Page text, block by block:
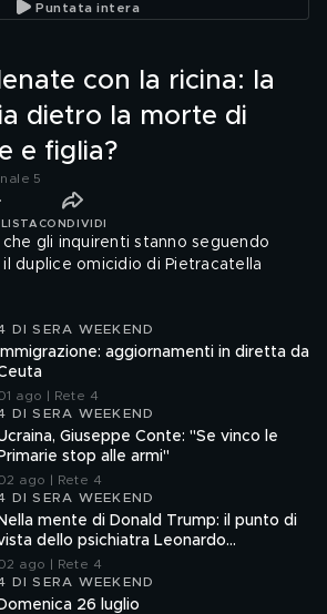
Puntata intera
con la ricina: la
dietro la morte di
e figlia?
5
CONDIVIDI
gli inquirenti stanno seguendo
duplice omicidio di Pietracatella
DI SERA WEEKEND
Immigrazione: aggiornamenti in diretta da
ago | Rete 4
DI SERA WEEKEND
Giuseppe Conte: "Se vinco le
Primarie stop alle armi"
ago | Rete 4
DI SERA WEEKEND
Nella mente di Donald Trump: il punto di
dello psichiatra Leonardo
ago | Rete 4
DI SERA WEEKEND
Domenica 26 luglio